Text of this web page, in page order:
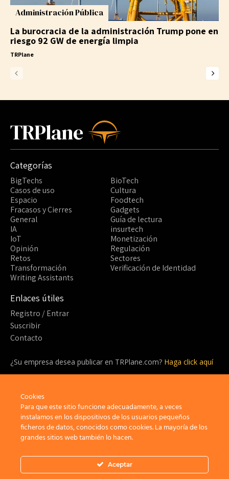
Administración Pública
La burocracia de la administración Trump pone en
riesgo 92 GW de energía limpia
TRPlane
TRPlane
Categorías
BigTechs
BioTech
Casos de uso
Cultura
Espacio
Foodtech
Fracasos y Cierres
Gadgets
General
Guía de lectura
IA
insurtech
IoT
Monetización
Opinión
Regulación
Retos
Sectores
Transformación
Verificación de Identidad
Writing Assistants
Enlaces útiles
Registro / Entrar
Suscribir
Contacto
¿Su empresa desea publicar en TRPlane.com? Haga click aquí
¡Sea parte de la comunidad detrás de TRPlane y disfrute de un
sinfín de beneficios!
Suscribir
Privacidad Aviso Legal Política de cookies
Cookies
Para que este sitio funcione adecuadamente, a veces
instalamos en los dispositivos de los usuarios pequeños
ficheros de datos, conocidos como cookies. La mayoría de los
grandes sitios web también lo hacen.
Aceptar